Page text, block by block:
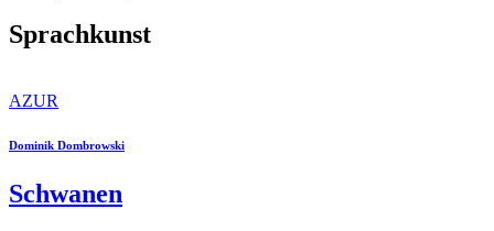
Sprachkunst
AZUR
Dominik Dombrowski
Schwanen